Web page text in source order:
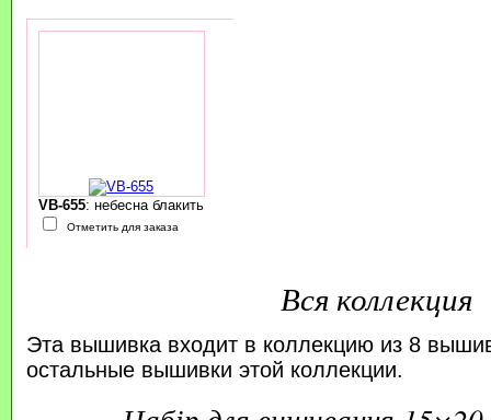
VB-655: небесна блакить
Отметить для заказа
Вся коллекция
Эта вышивка входит в коллекцию из 8
остальные вышивки этой коллекции.